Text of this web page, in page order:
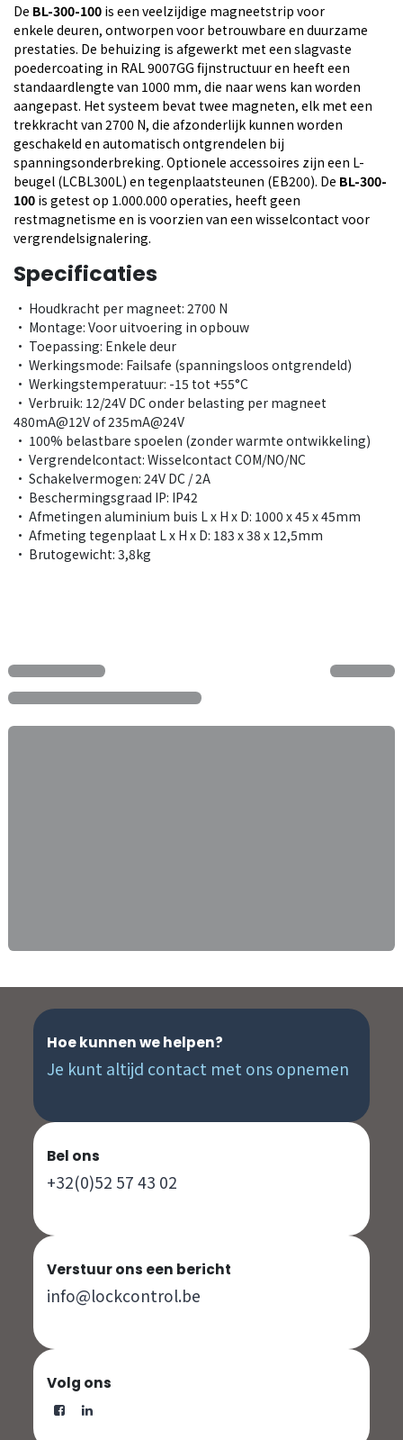
De BL-300-100 is een veelzijdige magneetstrip voor
enkele deuren, ontworpen voor betrouwbare en duurzame
prestaties. De behuizing is afgewerkt met een slagvaste
poedercoating in RAL 9007GG fijnstructuur en heeft een
standaardlengte van 1000 mm, die naar wens kan worden
aangepast. Het systeem bevat twee magneten, elk met een
trekkracht van 2700 N, die afzonderlijk kunnen worden
geschakeld en automatisch ontgrendelen bij
spanningsonderbreking. Optionele accessoires zijn een L-
beugel (LCBL300L) en tegenplaatsteunen (EB200). De BL-300-
100 is getest op 1.000.000 operaties, heeft geen
restmagnetisme en is voorzien van een wisselcontact voor
vergrendelsignalering.
Specificaties
• Houdkracht per magneet: 2700 N
• Montage: Voor uitvoering in opbouw
• Toepassing: Enkele deur
• Werkingsmode: Failsafe (spanningsloos ontgrendeld)
• Werkingstemperatuur: -15 tot +55°C
• Verbruik: 12/24V DC onder belasting per magneet
480mA@12V of 235mA@24V
• 100% belastbare spoelen (zonder warmte ontwikkeling)
• Vergrendelcontact: Wisselcontact COM/NO/NC
• Schakelvermogen: 24V DC / 2A
• Beschermingsgraad IP: IP42
• Afmetingen aluminium buis L x H x D: 1000 x 45 x 45mm
• Afmeting tegenplaat L x H x D: 183 x 38 x 12,5mm
• Brutogewicht: 3,8kg
Hoe kunnen we helpen?
Je kunt altijd contact met ons opnemen
Bel ons
+32(0)52 57 43 02
Verstuur ons een bericht
info@lockcontrol.be
Volg ons